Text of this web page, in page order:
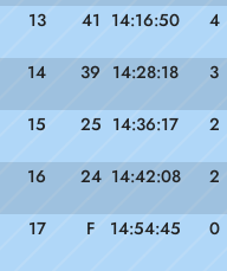
13 41 14:16:50 4
14 39 14:28:18 3
15 25 14:36:17 2
16 24 14:42:08 2
17 F 14:54:45 0